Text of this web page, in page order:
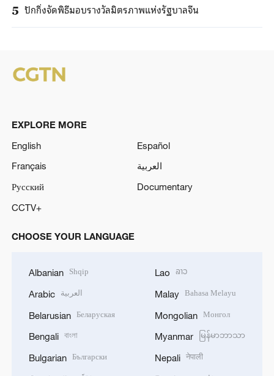
5 ปักกิ่งจัดพิธีมอบรางวัลมิตรภาพแห่งรัฐบาลจีน
EXPLORE MORE
English
Español
Français
العربية
Русский
Documentary
CCTV+
CHOOSE YOUR LANGUAGE
Albanian Shqip
Arabic العربية
Belarusian Беларуская
Bengali বাংলা
Bulgarian Български
Lao ລາວ
Malay Bahasa Melayu
Mongolian Монгол
Myanmar မြန်မာဘာသာ
Nepali नेपाली